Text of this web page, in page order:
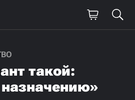
такой:
работу!
Разово